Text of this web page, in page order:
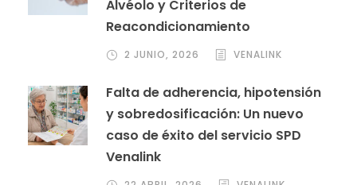
Alvéolo y Criterios de
Reacondicionamiento
2 JUNIO, 2026 VENALINK
Falta de adherencia, hipotensión
y sobredosificación: Un nuevo
caso de éxito del servicio SPD
Venalink